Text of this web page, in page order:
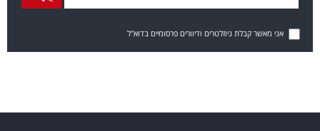
אני מאשר קבלת ניוזלטרים ודיוורים פרסומיים בדוא"ל